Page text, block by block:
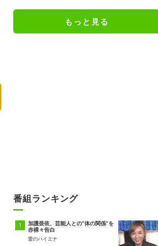
もっと見る
番組ランキング
加護亜依、芸能人との“体の関係”を
赤裸々告白
愛のハイエナ